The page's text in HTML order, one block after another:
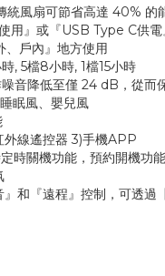
風扇可節省高達 40% 的
用』或『USB Type C供電
戶內』地方使用
, 5檔8小時, 1檔15小時
音降低至僅 24 dB，從而
眠風、嬰兒風
線遙控器 3)手機APP
時關機功能，預約開機功能
和『遠程』控制，可透